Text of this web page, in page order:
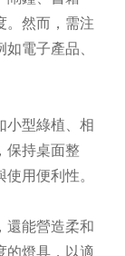
。然而，需注
電子產品、
小型綠植、相
保持桌面整
用便利性。
還能營造柔和
的燈具，以適